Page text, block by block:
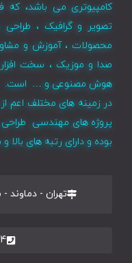
کامپیوتری می باشد، که
تصویر و گرافیک ، طراحی
محصولات ، آموزش و
صدا و موزیک ، سخت افزار
هوش مصنوعی و … است.
در زمینه های مختلف اعم
پروژه های مهندسی طراحی
بوده و دارای رتبه های بالا
تهران - دماوند